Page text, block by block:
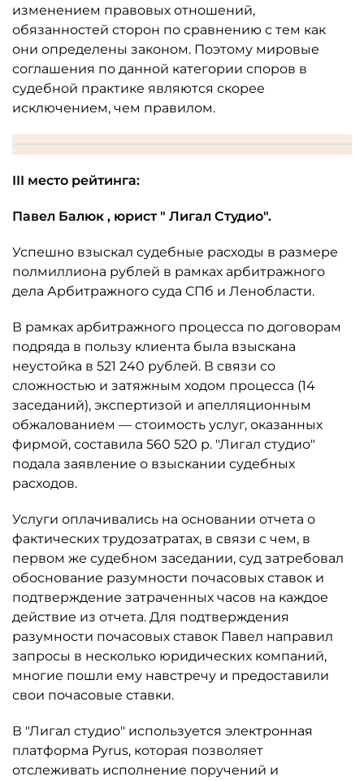
изменением правовых отношений,
обязанностей сторон по сравнению с тем как
они определены законом. Поэтому мировые
соглашения по данной категории споров в
судебной практике являются скорее
исключением, чем правилом.
III место рейтинга:
Павел Балюк , юрист " Лигал Студио".
Успешно взыскал судебные расходы в размере
полмиллиона рублей в рамках арбитражного
дела Арбитражного суда СПб и Ленобласти.
В рамках арбитражного процесса по договорам
подряда в пользу клиента была взыскана
неустойка в 521 240 рублей. В связи со
сложностью и затяжным ходом процесса (14
заседаний), экспертизой и апелляционным
обжалованием — стоимость услуг, оказанных
фирмой, составила 560 520 р. "Лигал студио"
подала заявление о взыскании судебных
расходов.
Услуги оплачивались на основании отчета о
фактических трудозатратах, в связи с чем, в
первом же судебном заседании, суд затребовал
обоснование разумности почасовых ставок и
подтверждение затраченных часов на каждое
действие из отчета. Для подтверждения
разумности почасовых ставок Павел направил
запросы в несколько юридических компаний,
многие пошли ему навстречу и предоставили
свои почасовые ставки.
В "Лигал студио" используется электронная
платформа Pyrus, которая позволяет
отслеживать исполнение поручений и